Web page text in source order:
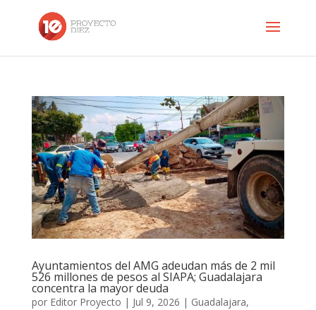
Ayuntamientos del AMG adeudan más de 2 mil
526 millones de pesos al SIAPA; Guadalajara
concentra la mayor deuda
por Editor Proyecto | Jul 9, 2026 | Guadalajara,